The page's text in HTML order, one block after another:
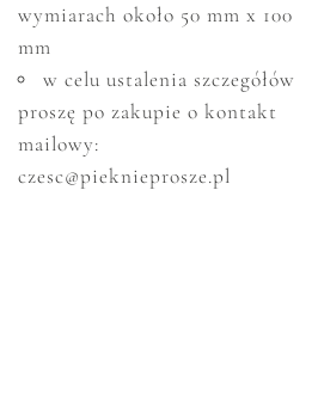
wymiarach około 50 mm x 100
mm
w celu ustalenia szczegółów
proszę po zakupie o kontakt
mailowy:
czesc@pieknieprosze.pl